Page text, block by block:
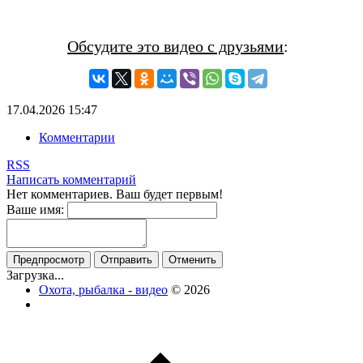
Обсудите это видео с друзьями:
17.04.2026 15:47
Комментарии
RSS
Написать комментарий
Нет комментариев. Ваш будет первым!
Ваше имя:
Загрузка...
Охота, рыбалка - видео © 2026